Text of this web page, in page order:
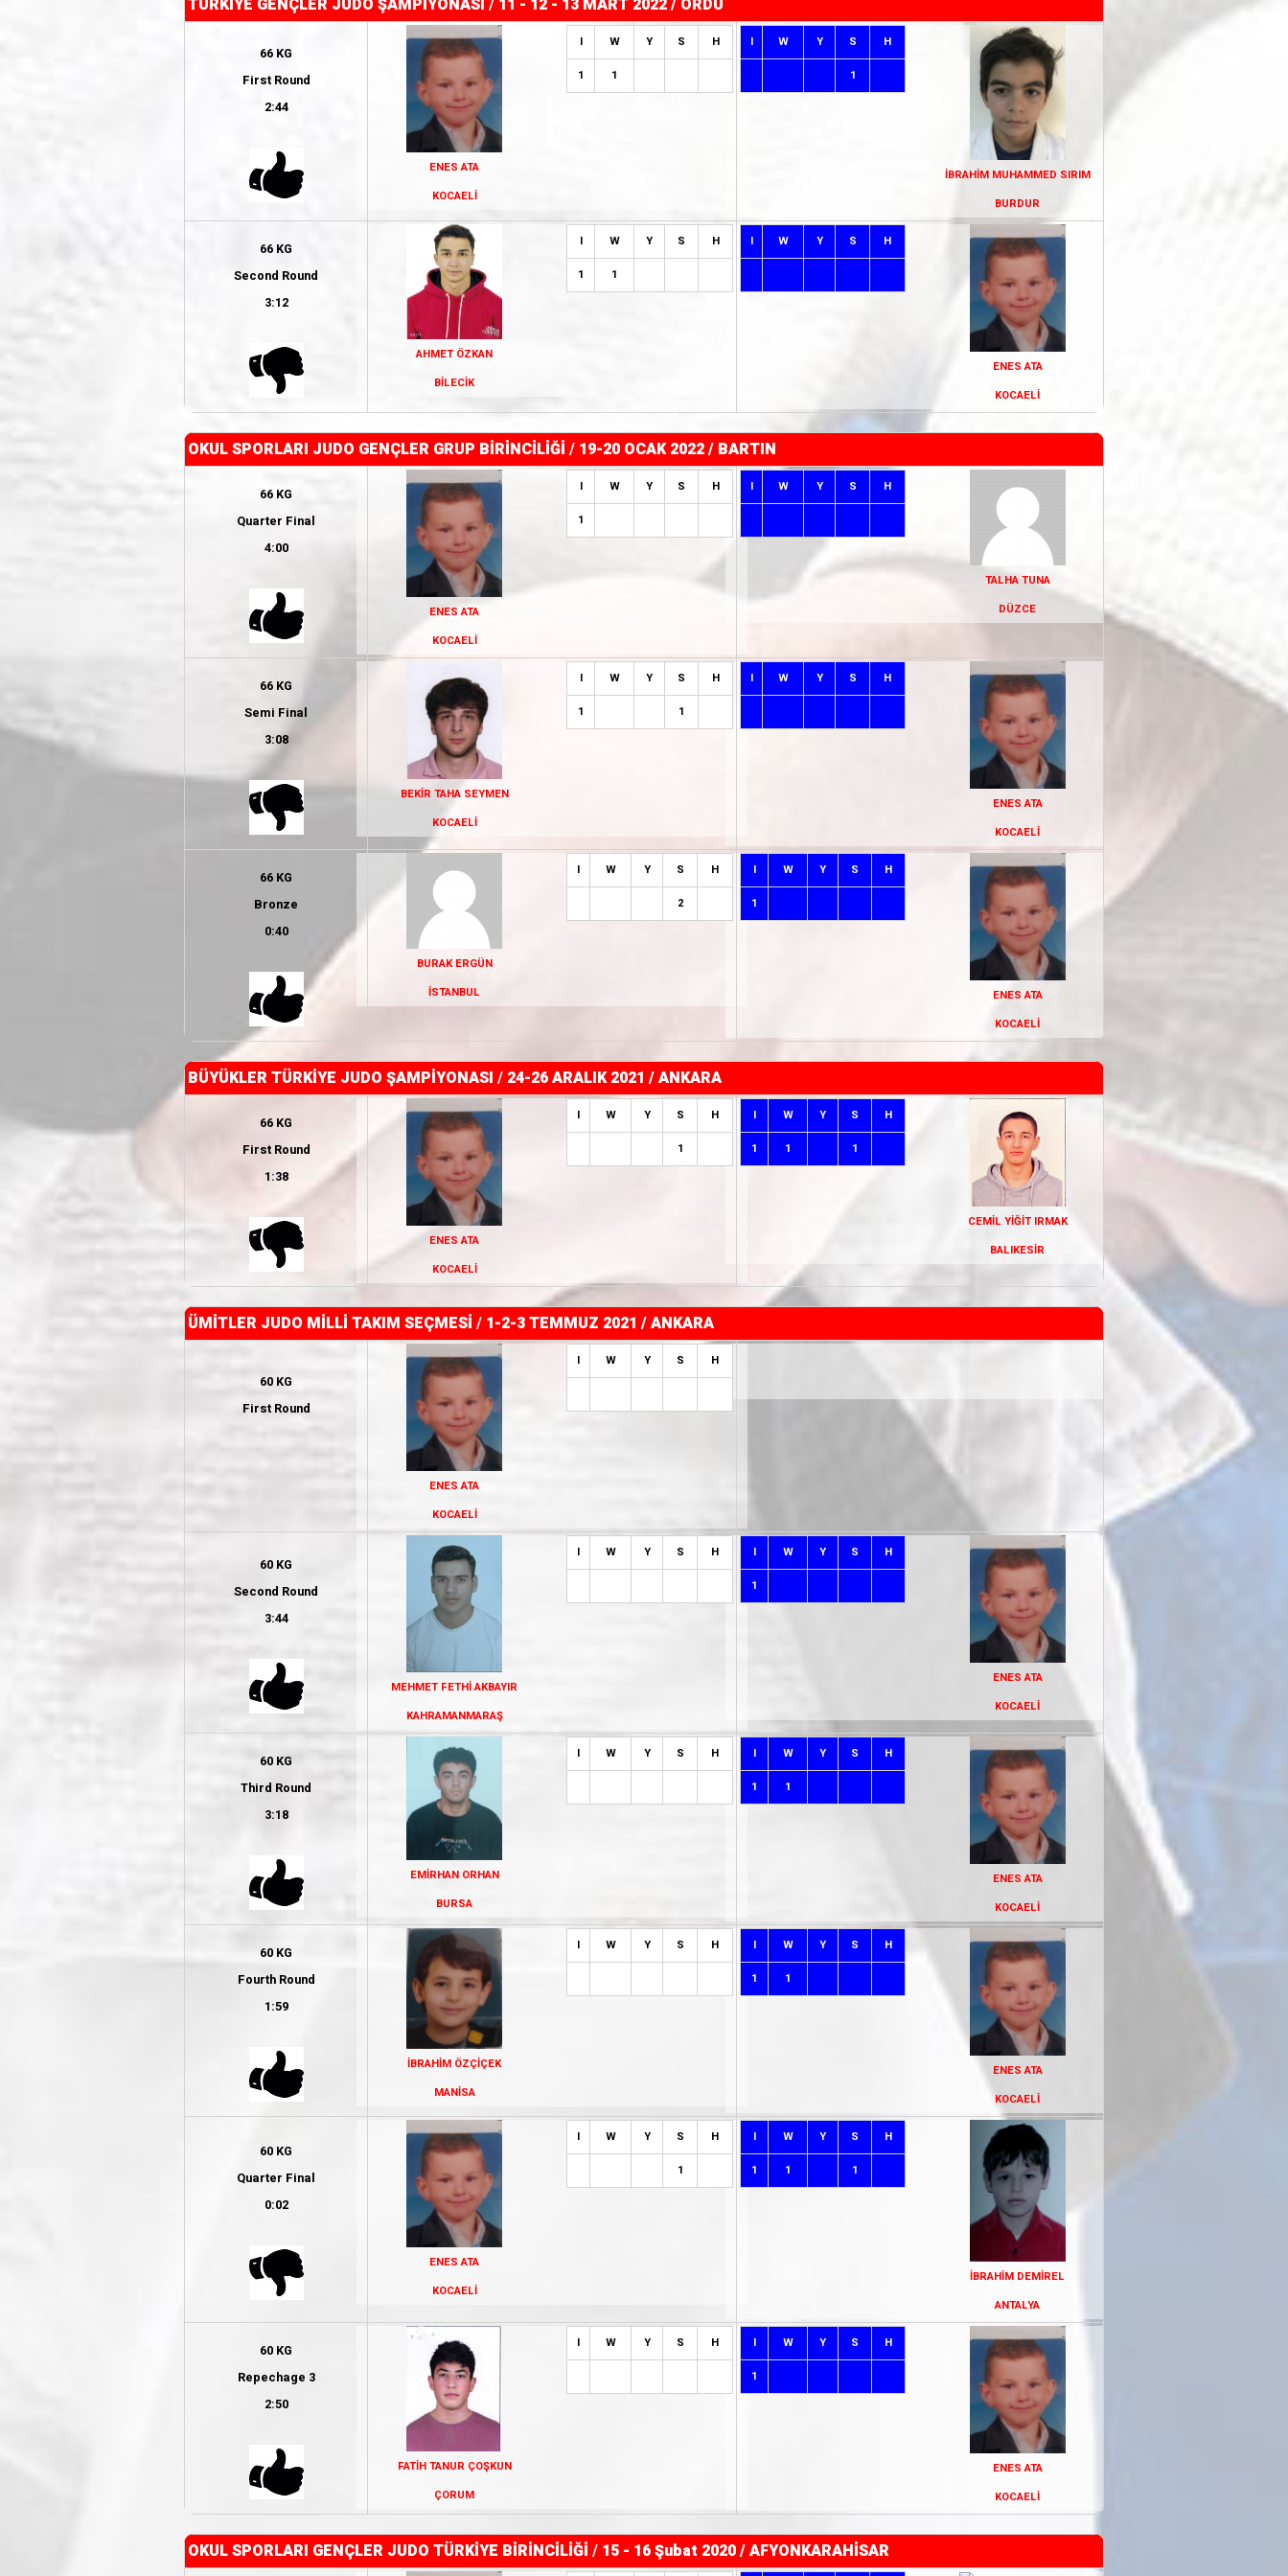
TÜRKİYE GENÇLER JUDO ŞAMPİYONASI / 11 - 12 - 13 MART 2022 / ORDU
66 KG
First Round
2:44
ENES ATA
KOCAELİ
I W Y S H
1 1
I W Y S H
1
İBRAHİM MUHAMMED SIRIM
BURDUR
66 KG
Second Round
3:12
AHMET ÖZKAN
BİLECİK
I W Y S H
1 1
I W Y S H
ENES ATA
KOCAELİ
OKUL SPORLARI JUDO GENÇLER GRUP BİRİNCİLİĞİ / 19-20 OCAK 2022 / BARTIN
66 KG
Quarter Final
4:00
ENES ATA
KOCAELİ
I W Y S H
1
I W Y S H
TALHA TUNA
DÜZCE
66 KG
Semi Final
3:08
BEKİR TAHA SEYMEN
KOCAELİ
I W Y S H
1 1
I W Y S H
ENES ATA
KOCAELİ
66 KG
Bronze
0:40
BURAK ERGÜN
İSTANBUL
I W Y S H
2
I W Y S H
1
ENES ATA
KOCAELİ
BÜYÜKLER TÜRKİYE JUDO ŞAMPİYONASI / 24-26 ARALIK 2021 / ANKARA
66 KG
First Round
1:38
ENES ATA
KOCAELİ
I W Y S H
1
I W Y S H
1 1 1
CEMİL YİĞİT IRMAK
BALIKESİR
ÜMİTLER JUDO MİLLİ TAKIM SEÇMESİ / 1-2-3 TEMMUZ 2021 / ANKARA
60 KG
First Round
ENES ATA
KOCAELİ
I W Y S H
60 KG
Second Round
3:44
MEHMET FETHİ AKBAYIR
KAHRAMANMARAŞ
I W Y S H I W Y S H
1
ENES ATA
KOCAELİ
60 KG
Third Round
3:18
EMİRHAN ORHAN
BURSA
I W Y S H I W Y S H
1 1
ENES ATA
KOCAELİ
60 KG
Fourth Round
1:59
İBRAHİM ÖZÇİÇEK
MANİSA
I W Y S H I W Y S H
1 1
ENES ATA
KOCAELİ
60 KG
Quarter Final
0:02
ENES ATA
KOCAELİ
I W Y S H
1
I W Y S H
1 1 1
İBRAHİM DEMİREL
ANTALYA
60 KG
Repechage 3
2:50
FATİH TANUR ÇOŞKUN
ÇORUM
I W Y S H I W Y S H
1
ENES ATA
KOCAELİ
OKUL SPORLARI GENÇLER JUDO TÜRKİYE BİRİNCİLİĞİ / 15 - 16 Şubat 2020 / AFYONKARAHİSAR